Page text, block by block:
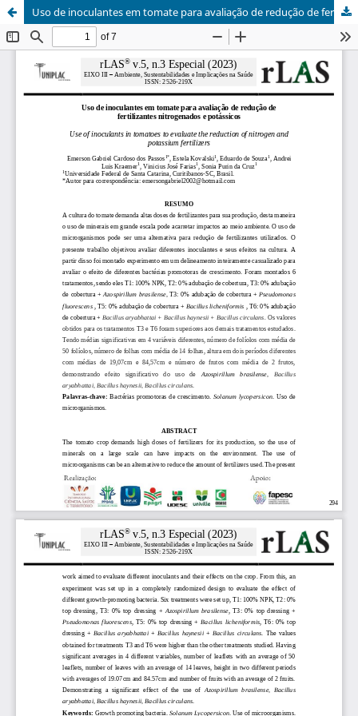
Uso de inoculantes em tomate para avaliação de redução de fertilizantes nitrogenados e potássicos